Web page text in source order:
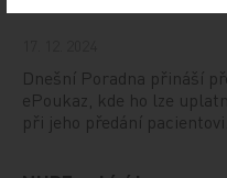
Dnešní Poradna přináší
ePoukaz, kde ho lze
při jeho předání